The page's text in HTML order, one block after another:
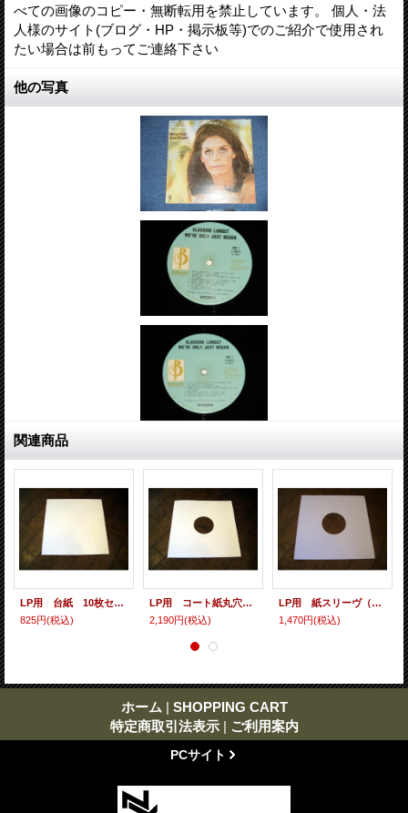
べての画像のコピー・無断転用を禁止しています。 個人・法
人様のサイト(ブログ・HP・掲示板等)でのご紹介で使用され
たい場合は前もってご連絡下さい
他の写真
関連商品
LP用 台紙 10枚セット
825円(税込)
LP用 コート紙丸穴ジャケ 10枚セット
2,190円(税込)
LP用 紙スリーヴ（レギュラー 四角の角） 10枚セット
1,470円(税込)
ホーム | SHOPPING CART
特定商取引法表示 | ご利用案内
PCサイト